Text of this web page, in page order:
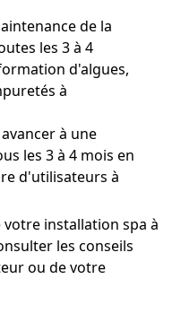
de la
les 3 à 4
d'algues,
à
à une
les 3 à 4 mois en
d'utilisateurs à
installation spa à
les conseils
ou de votre